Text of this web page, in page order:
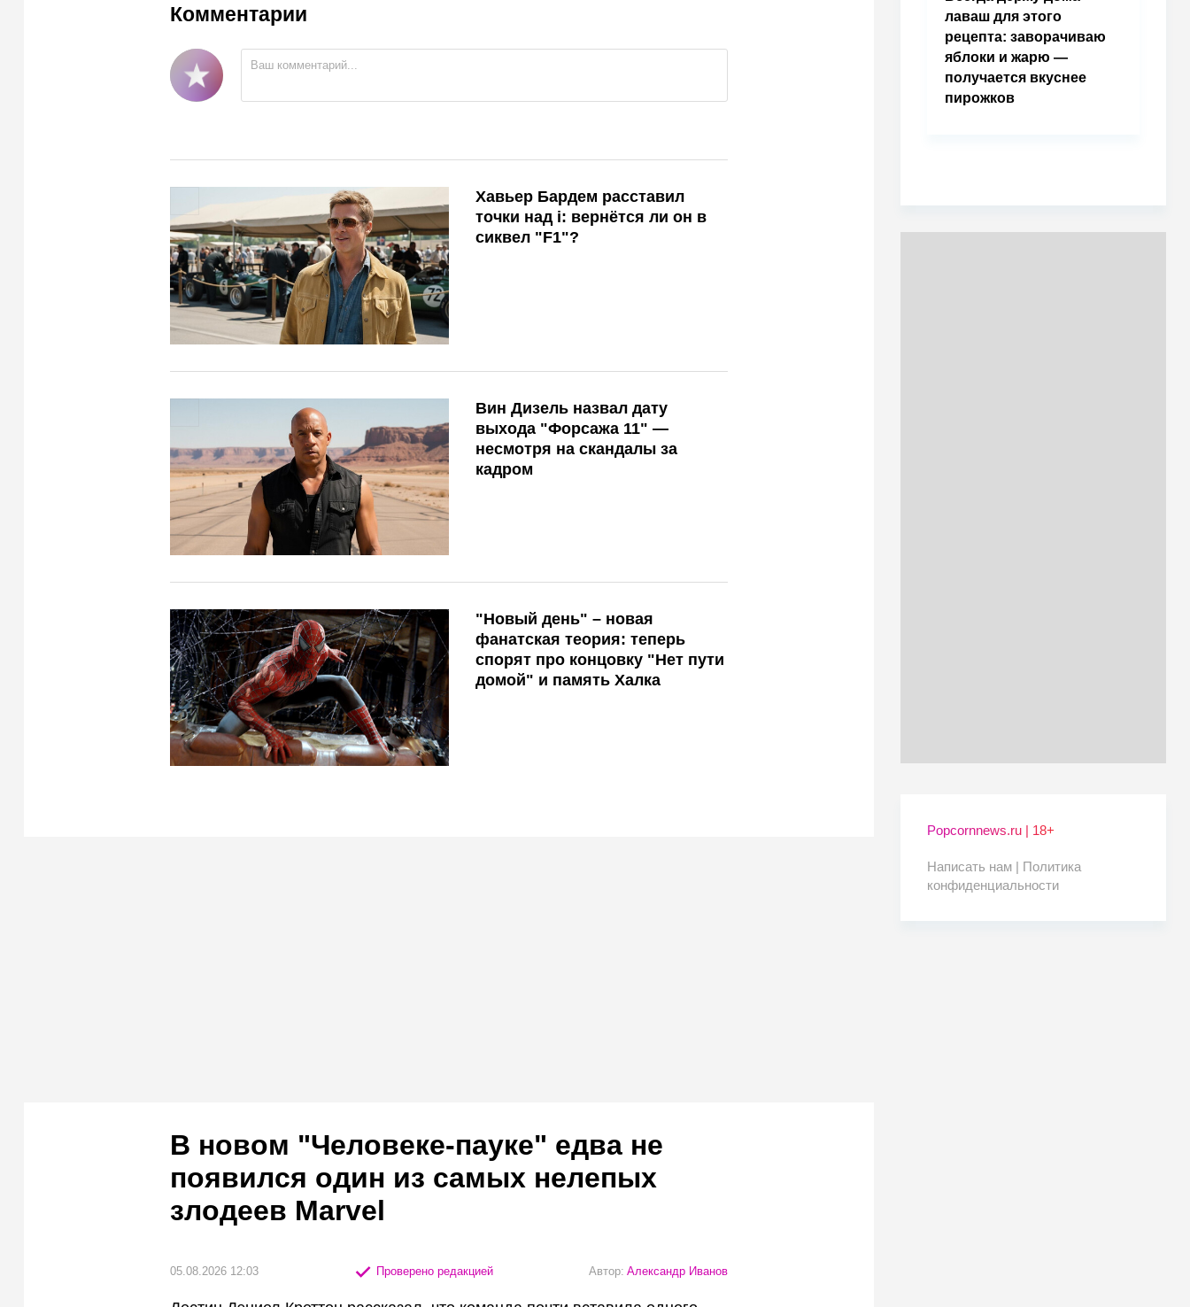
Комментарии
Хавьер Бардем расставил
точки над i: вернётся ли он в
сиквел "F1"?
Вин Дизель назвал дату
выхода "Форсажа 11" —
несмотря на скандалы за
кадром
"Новый день" – новая
фанатская теория: теперь
спорят про концовку "Нет пути
домой" и память Халка
В новом "Человеке-пауке" едва не
появился один из самых нелепых
злодеев Marvel
05.08.2026 12:03 Проверено редакцией Автор: Александр Иванов
лаваш для этого
рецепта: заворачиваю
яблоки и жарю —
получается вкуснее
пирожков
Popcornnews.ru | 18+
Написать нам | Политика
конфиденциальности